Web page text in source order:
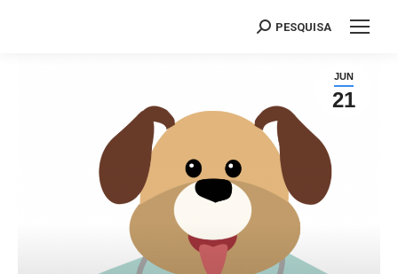
Search:
PESQUISA
JUN
21